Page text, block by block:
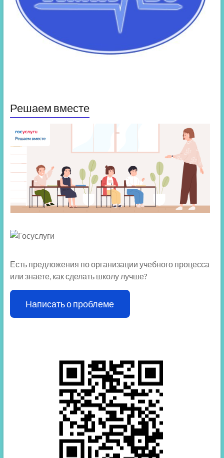
Решаем вместе
Есть предложения по организации учебного процесса
или знаете, как сделать школу лучше?
Написать о проблеме